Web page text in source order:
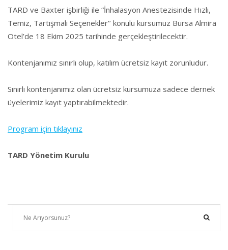
TARD ve Baxter işbirliği ile “İnhalasyon Anestezisinde Hızlı,
Temiz, Tartışmalı Seçenekler’’ konulu kursumuz Bursa Almira
Otel’de 18 Ekim 2025 tarihinde gerçekleştirilecektir.
Kontenjanımız sınırlı olup, katılım ücretsiz kayıt zorunludur.
Sınırlı kontenjanımız olan ücretsiz kursumuza sadece dernek
üyelerimiz kayıt yaptırabilmektedir.
Program için tıklayınız
TARD Yönetim Kurulu